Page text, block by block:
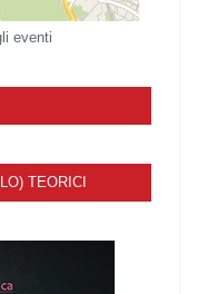
eventi
TEORICI